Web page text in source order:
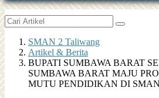
SMAN 2 Taliwang
Artikel & Berita
BUPATI SUMBAWA BARAT
SUMBAWA BARAT MAJU
MUTU PENDIDIKAN DI